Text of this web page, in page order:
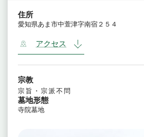
住所
愛知県あま市中萱津字南宿２５４
アクセス
宗教
宗旨・宗派不問
墓地形態
寺院墓地